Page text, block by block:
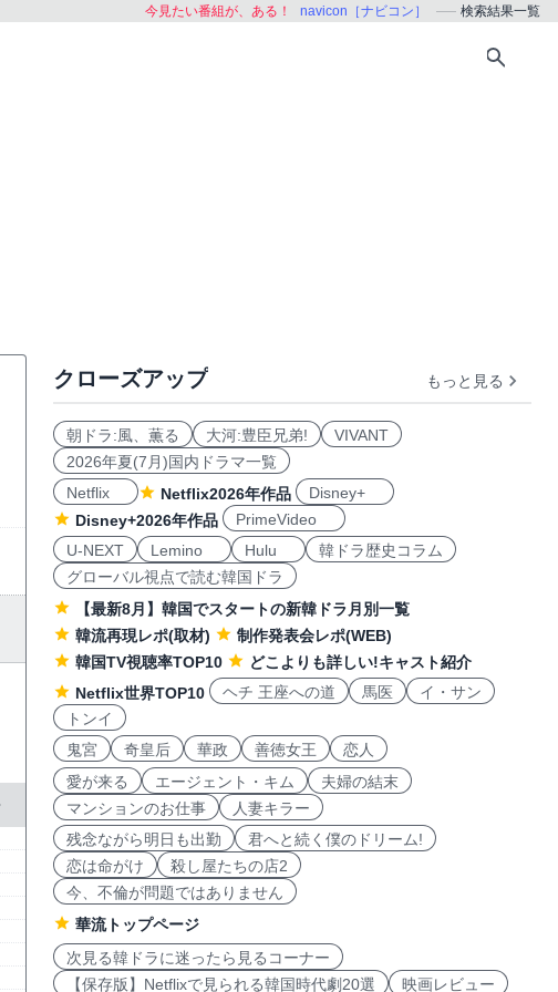
今見たい番組が、ある！ navicon［ナビコン］ 検索結果一覧
クローズアップ もっと見る
朝ドラ:風、薫る 大河:豊臣兄弟!
VIVANT
2026年夏(7月)国内ドラマ一覧
Netflix
Netflix2026年作品
Disney+
Disney+2026年作品
PrimeVideo
U-NEXT
Lemino Hulu
韓ドラ歴史コラム
グローバル視点で読む韓国ドラ
【最新8月】韓国でスタートの新韓ドラ月別一覧
韓流再現レポ(取材)
制作発表会レポ(WEB)
韓国TV視聴率TOP10
どこよりも詳しい!キャスト紹介
Netflix世界TOP10
ヘチ 王座への道 馬医
イ・サン
トンイ
鬼宮
奇皇后 華政 善徳女王
恋人
愛が来る
エージェント・キム
夫婦の結末
マンションのお仕事
人妻キラー
残念ながら明日も出勤
君へと続く僕のドリーム!
恋は命がけ
殺し屋たちの店2
今、不倫が問題ではありません
華流トップページ
次見る韓ドラに迷ったら見るコーナー
【保存版】Netflixで見られる韓国時代劇20選
映画レビュー